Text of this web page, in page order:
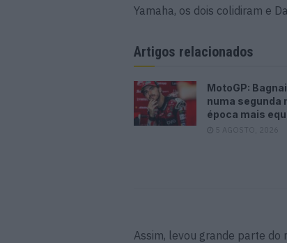
Yamaha, os dois colidiram e
Artigos relacionados
MotoGP:
numa segunda
época mais
5 AGOSTO, 2026
Assim, levou grande parte do